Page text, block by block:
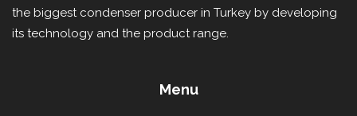
the biggest condenser producer in Turkey by developing
its technology and the product range.
Menu